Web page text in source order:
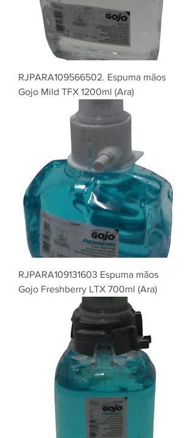
RJPARA109566502. Espuma mãos
Gojo Mild TFX 1200ml (Ara)
RJPARA109131603 Espuma mãos
Gojo Freshberry LTX 700ml (Ara)